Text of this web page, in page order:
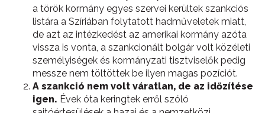
a török kormány egyes szervei kerültek szankciós
listára a Szíriában folytatott hadműveletek miatt,
de azt az intézkedést az amerikai kormány azóta
vissza is vonta, a szankcionált bolgár volt közéleti
személyiségek és kormányzati tisztviselők pedig
messze nem töltöttek be ilyen magas pozíciót.
A szankció nem volt váratlan, de az időzítése
igen. Évek óta keringtek erről szóló